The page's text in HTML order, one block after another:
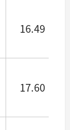
16.49
17.60